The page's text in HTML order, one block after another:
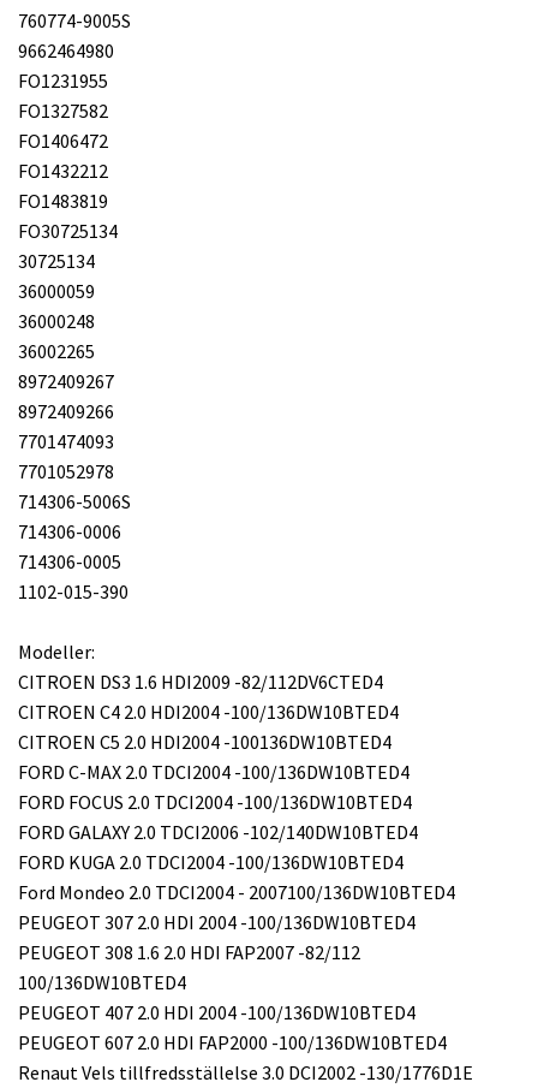
760774-9005S
9662464980
FO1231955
FO1327582
FO1406472
FO1432212
FO1483819
FO30725134
30725134
36000059
36000248
36002265
8972409267
8972409266
7701474093
7701052978
714306-5006S
714306-0006
714306-0005
1102-015-390
Modeller:
CITROEN DS3 1.6 HDI2009 -82/112DV6CTED4
CITROEN C4 2.0 HDI2004 -100/136DW10BTED4
CITROEN C5 2.0 HDI2004 -100136DW10BTED4
FORD C-MAX 2.0 TDCI2004 -100/136DW10BTED4
FORD FOCUS 2.0 TDCI2004 -100/136DW10BTED4
FORD GALAXY 2.0 TDCI2006 -102/140DW10BTED4
FORD KUGA 2.0 TDCI2004 -100/136DW10BTED4
Ford Mondeo 2.0 TDCI2004 - 2007100/136DW10BTED4
PEUGEOT 307 2.0 HDI 2004 -100/136DW10BTED4
PEUGEOT 308 1.6 2.0 HDI FAP2007 -82/112
100/136DW10BTED4
PEUGEOT 407 2.0 HDI 2004 -100/136DW10BTED4
PEUGEOT 607 2.0 HDI FAP2000 -100/136DW10BTED4
Renaut Vels tillfredsställelse 3.0 DCI2002 -130/1776D1E